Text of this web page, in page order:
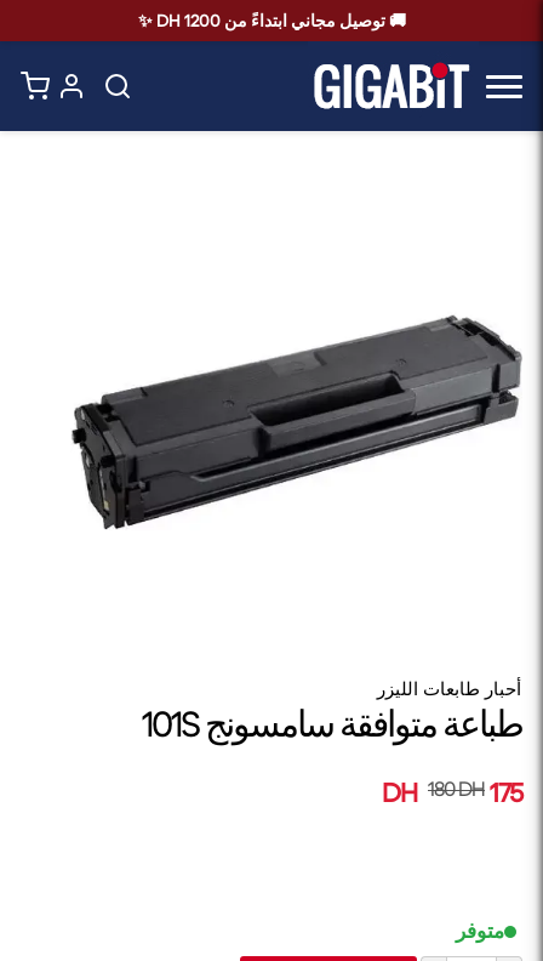
🚚 توصيل مجاني ابتداءً من 1200 DH ✨
أحبار طابعات الليزر
طباعة متوافقة سامسونج 101S
175 DH
180 DH
متوفر